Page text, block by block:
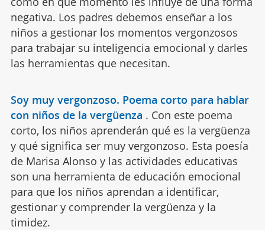
negativa. Los padres debemos enseñar a los
niños a gestionar los momentos vergonzosos
para trabajar su inteligencia emocional y darles
las herramientas que necesitan.
Soy muy vergonzoso. Poema corto para hablar
con niños de la vergüenza . Con este poema
corto, los niños aprenderán qué es la vergüenza
y qué significa ser muy vergonzoso. Esta poesía
de Marisa Alonso y las actividades educativas
son una herramienta de educación emocional
para que los niños aprendan a identificar,
gestionar y comprender la vergüenza y la
timidez.